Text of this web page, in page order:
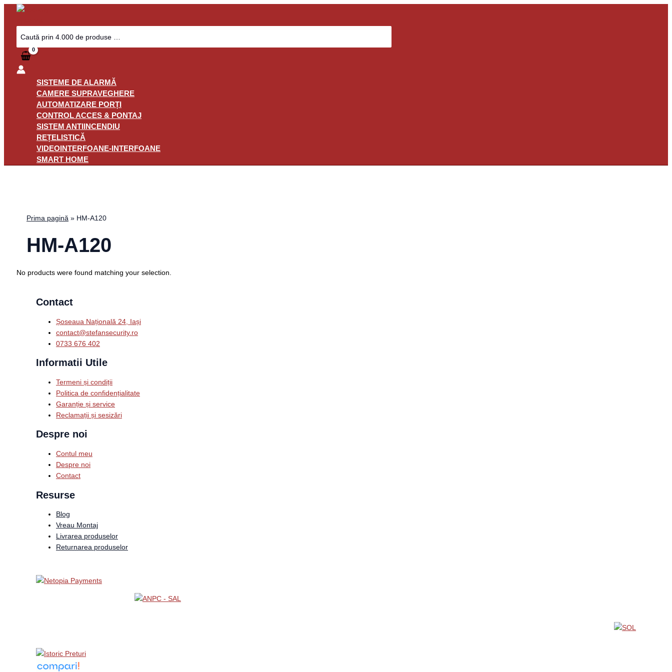
Skip
content
Search
for:
SISTEME DE ALARMĂ
CAMERE SUPRAVEGHERE
AUTOMATIZARE PORȚI
CONTROL ACCES & PONTAJ
SISTEM ANTIINCENDIU
REȚELISTICĂ
VIDEOINTERFOANE-INTERFOANE
SMART HOME
Prima pagină » HM-A120
HM-A120
No products were found matching your selection.
Contact
Șoseaua Națională 24, Iași
contact@stefansecurity.ro
0733 676 402
Informatii Utile
Termeni și condiții
Politica de confidențialitate
Garanție și service
Reclamații și sesizări
Despre noi
Contul meu
Despre noi
Contact
Resurse
Blog
Vreau Montaj
Livrarea produselor
Returnarea produselor